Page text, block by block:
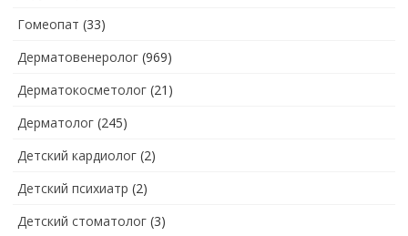
Гомеопат (33)
Дерматовенеролог (969)
Дерматокосметолог (21)
Дерматолог (245)
Детский кардиолог (2)
Детский психиатр (2)
Детский стоматолог (3)